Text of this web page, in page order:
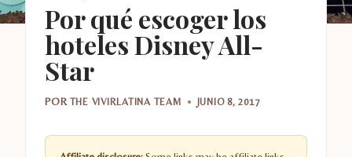
Por qué escoger los
hoteles Disney All-
Star
POR THE VIVIRLATINA TEAM JUNIO 8, 2017